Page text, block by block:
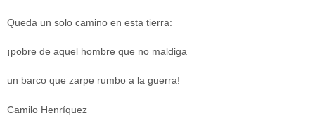
Queda un solo camino en esta tierra:
¡pobre de aquel hombre que no maldiga
un barco que zarpe rumbo a la guerra!
Camilo Henríquez